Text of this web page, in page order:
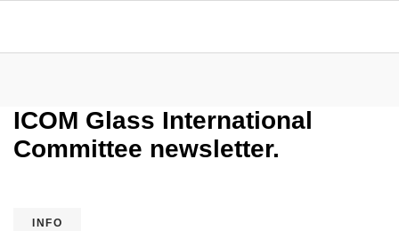
ICOM Glass International
Committee newsletter.
INFO